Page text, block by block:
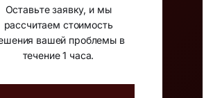
Оставьте заявку, и мы
рассчитаем стоимость
вашей проблемы в
течение 1 часа.